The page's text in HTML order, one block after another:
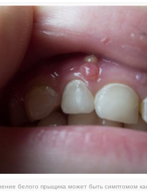
белого прыщика может быть симптомом